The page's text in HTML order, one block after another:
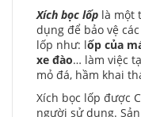
Xích bọc lốp là một
dụng để bảo vệ
lốp như: lốp của
xe đào… làm việc
mỏ đá, hầm khai
Xích bọc lốp được
người sử dụng.